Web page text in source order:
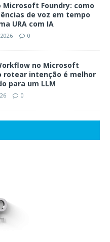
Microsoft Foundry: como
de voz em tempo
URA com IA
0
no Microsoft
rotear intenção é melhor
para um LLM
0